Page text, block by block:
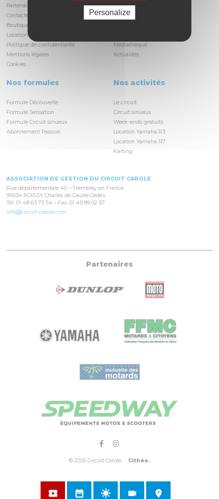
Partenaires et locataires
Contactez-nous
Boutique
Location/privatisation du circuit
Politique de confidentialité
Mentions légales
Cookies
Informations pratiques
Découvrir la piste
Médiathèque
Actualités
Nos formules
Formule Découverte
Formule Sensation
Formule Circuit sinueux
Abonnement Passion
Nos activités
Le circuit
Circuit sinueux
Week-ends gratuits
Location Yamaha R3
Location Yamaha R7
Karting
ASSOCIATION DE GESTION DU CIRCUIT CAROLE
Rue départementale 40 – Tremblay en France
95934 ROISSY Charles de Gaulle Cedex
Tél. 01 48 63 73 54 – Fax. 01 49 89 02 57
info@circuit-carole.com
Partenaires
© 2026 Circuit Carole . Cithéa.
Personalize